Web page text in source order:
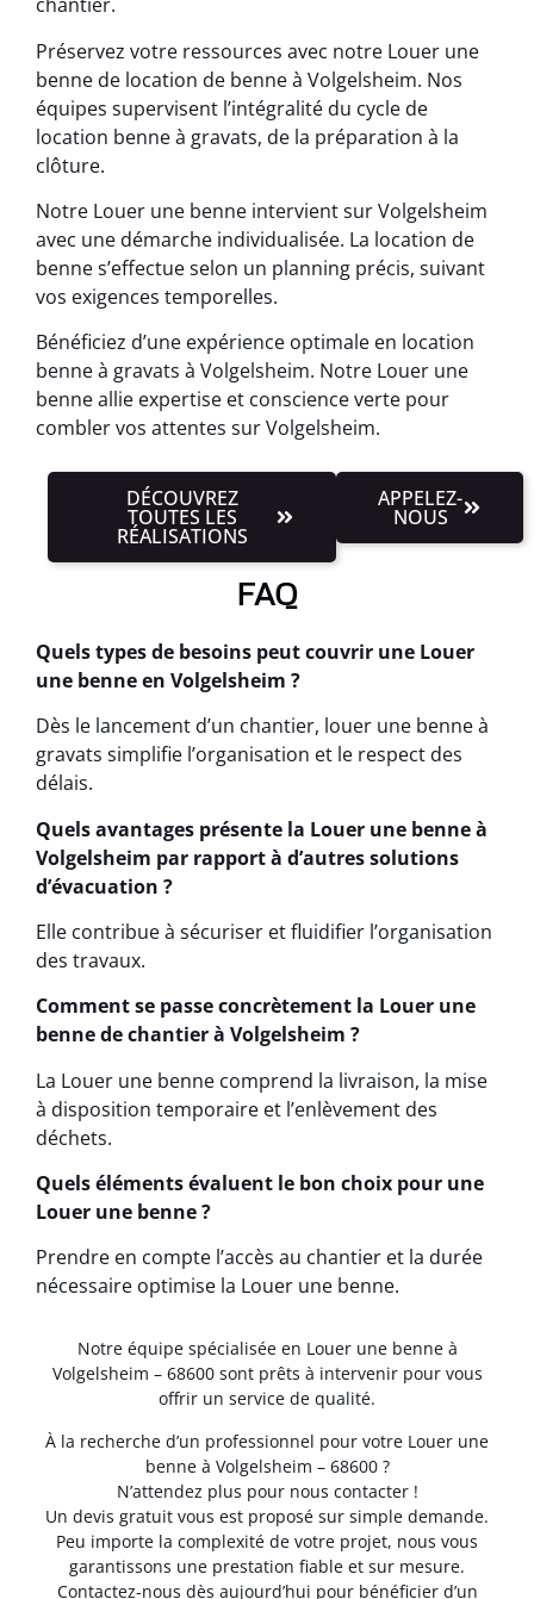
Préservez votre ressources avec notre Louer une
benne de location de benne à Volgelsheim. Nos
équipes supervisent l’intégralité du cycle de
location benne à gravats, de la préparation à la
clôture.
Notre Louer une benne intervient sur Volgelsheim
avec une démarche individualisée. La location de
benne s’effectue selon un planning précis, suivant
vos exigences temporelles.
Bénéficiez d’une expérience optimale en location
benne à gravats à Volgelsheim. Notre Louer une
benne allie expertise et conscience verte pour
combler vos attentes sur Volgelsheim.
DÉCOUVREZ
TOUTES LES
RÉALISATIONS
APPELEZ-
NOUS
FAQ
Quels types de besoins peut couvrir une Louer
une benne en Volgelsheim ?
Dès le lancement d’un chantier, louer une benne à
gravats simplifie l’organisation et le respect des
délais.
Quels avantages présente la Louer une benne à
Volgelsheim par rapport à d’autres solutions
d’évacuation ?
Elle contribue à sécuriser et fluidifier l’organisation
des travaux.
Comment se passe concrètement la Louer une
benne de chantier à Volgelsheim ?
La Louer une benne comprend la livraison, la mise
à disposition temporaire et l’enlèvement des
déchets.
Quels éléments évaluent le bon choix pour une
Louer une benne ?
Prendre en compte l’accès au chantier et la durée
nécessaire optimise la Louer une benne.
Notre équipe spécialisée en Louer une benne à
Volgelsheim – 68600 sont prêts à intervenir pour vous
offrir un service de qualité.
À la recherche d’un professionnel pour votre Louer une
benne à Volgelsheim – 68600 ?
N’attendez plus pour nous contacter !
Un devis gratuit vous est proposé sur simple demande.
Peu importe la complexité de votre projet, nous vous
garantissons une prestation fiable et sur mesure.
Contactez-nous dès aujourd’hui pour bénéficier d’un